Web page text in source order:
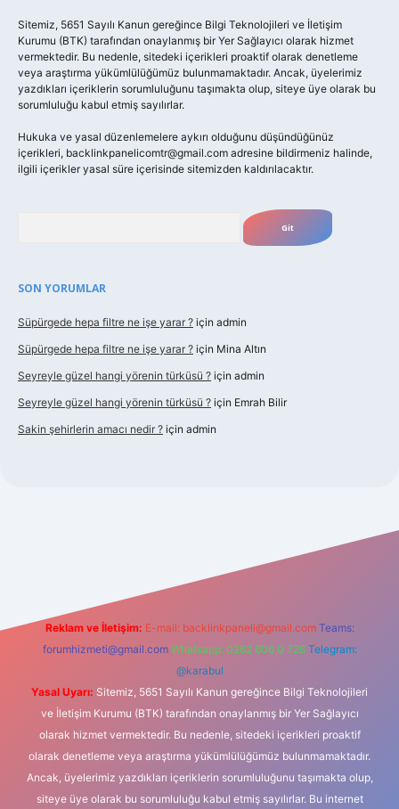
Sitemiz, 5651 Sayılı Kanun gereğince Bilgi Teknolojileri ve İletişim
Kurumu (BTK) tarafından onaylanmış bir Yer Sağlayıcı olarak hizmet
vermektedir. Bu nedenle, sitedeki içerikleri proaktif olarak denetleme
veya araştırma yükümlülüğümüz bulunmamaktadır. Ancak, üyelerimiz
yazdıkları içeriklerin sorumluluğunu taşımakta olup, siteye üye olarak bu
sorumluluğu kabul etmiş sayılırlar.
Hukuka ve yasal düzenlemelere aykırı olduğunu düşündüğünüz
içerikleri, backlinkpanelicomtr@gmail.com adresine bildirmeniz halinde,
ilgili içerikler yasal süre içerisinde sitemizden kaldırılacaktır.
SON YORUMLAR
Süpürgede hepa filtre ne işe yarar ? için admin
Süpürgede hepa filtre ne işe yarar ? için Mina Altın
Seyreyle güzel hangi yörenin türküsü ? için admin
Seyreyle güzel hangi yörenin türküsü ? için Emrah Bilir
Sakin şehirlerin amacı nedir ? için admin
Reklam ve İletişim: E-mail: backlinkpaneli@gmail.com Teams:
forumhizmeti@gmail.com Whatsapp: 0262 606 0 726 Telegram:
@karabul
Yasal Uyarı: Sitemiz, 5651 Sayılı Kanun gereğince Bilgi Teknolojileri
ve İletişim Kurumu (BTK) tarafından onaylanmış bir Yer Sağlayıcı
olarak hizmet vermektedir. Bu nedenle, sitedeki içerikleri proaktif
olarak denetleme veya araştırma yükümlülüğümüz bulunmamaktadır.
Ancak, üyelerimiz yazdıkları içeriklerin sorumluluğunu taşımakta olup,
siteye üye olarak bu sorumluluğu kabul etmiş sayılırlar. Bu internet